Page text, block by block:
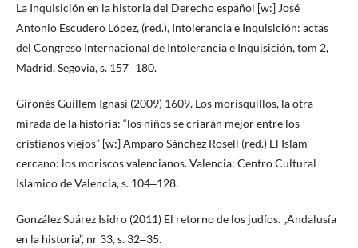
La Inquisición en la historia del Derecho español [w:] José
Antonio Escudero López, (red.), Intolerancia e Inquisición: actas
del Congreso Internacional de Intolerancia e Inquisición, tom 2,
Madrid, Segovia, s. 157‒180.
Gironés Guillem Ignasi (2009) 1609. Los morisquillos, la otra
mirada de la historia: “los niños se criarán mejor entre los
cristianos viejos” [w:] Amparo Sánchez Rosell (red.) El Islam
cercano: los moriscos valencianos. Valencia: Centro Cultural
Islamico de Valencia, s. 104‒128.
González Suárez Isidro (2011) El retorno de los judíos. „Andalusía
en la historia”, nr 33, s. 32‒35.